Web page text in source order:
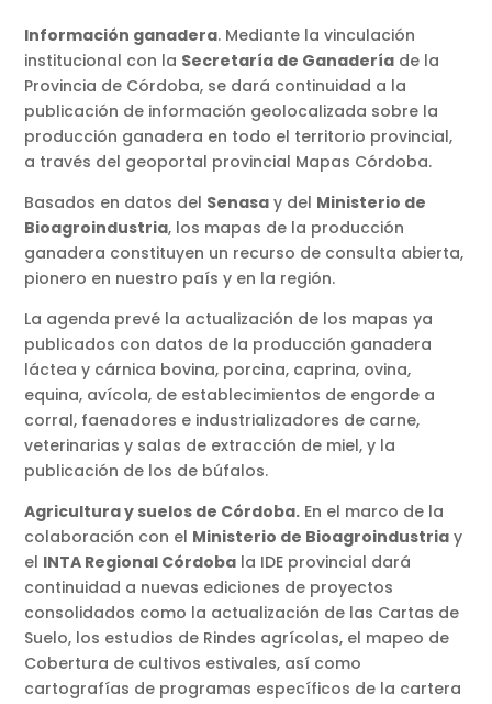
Información ganadera. Mediante la vinculación
institucional con la Secretaría de Ganadería de la
Provincia de Córdoba, se dará continuidad a la
publicación de información geolocalizada sobre la
producción ganadera en todo el territorio provincial,
a través del geoportal provincial Mapas Córdoba.
Basados en datos del Senasa y del Ministerio de
Bioagroindustria, los mapas de la producción
ganadera constituyen un recurso de consulta abierta,
pionero en nuestro país y en la región.
La agenda prevé la actualización de los mapas ya
publicados con datos de la producción ganadera
láctea y cárnica bovina, porcina, caprina, ovina,
equina, avícola, de establecimientos de engorde a
corral, faenadores e industrializadores de carne,
veterinarias y salas de extracción de miel, y la
publicación de los de búfalos.
Agricultura y suelos de Córdoba. En el marco de la
colaboración con el Ministerio de Bioagroindustria y
el INTA Regional Córdoba la IDE provincial dará
continuidad a nuevas ediciones de proyectos
consolidados como la actualización de las Cartas de
Suelo, los estudios de Rindes agrícolas, el mapeo de
Cobertura de cultivos estivales, así como
cartografías de programas específicos de la cartera